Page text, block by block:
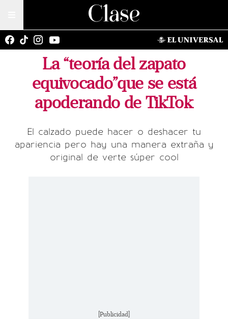
La “teoría del zapato
equivocado”que se está
apoderando de TikTok
El calzado puede hacer o deshacer tu
apariencia pero hay una manera extraña y
original de verte súper cool
[Publicidad]